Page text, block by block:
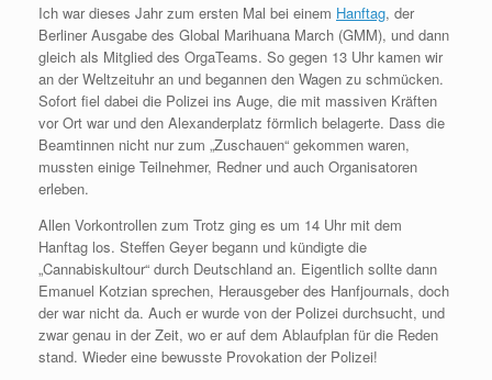
Ich war dieses Jahr zum ersten Mal bei einem Hanftag, der
Berliner Ausgabe des Global Marihuana March (GMM), und dann
gleich als Mitglied des OrgaTeams. So gegen 13 Uhr kamen wir
an der Weltzeituhr an und begannen den Wagen zu schmücken.
Sofort fiel dabei die Polizei ins Auge, die mit massiven Kräften
vor Ort war und den Alexanderplatz förmlich belagerte. Dass die
Beamtinnen nicht nur zum „Zuschauen“ gekommen waren,
mussten einige Teilnehmer, Redner und auch Organisatoren
erleben.
Allen Vorkontrollen zum Trotz ging es um 14 Uhr mit dem
Hanftag los. Steffen Geyer begann und kündigte die
„Cannabiskultour“ durch Deutschland an. Eigentlich sollte dann
Emanuel Kotzian sprechen, Herausgeber des Hanfjournals, doch
der war nicht da. Auch er wurde von der Polizei durchsucht, und
zwar genau in der Zeit, wo er auf dem Ablaufplan für die Reden
stand. Wieder eine bewusste Provokation der Polizei!